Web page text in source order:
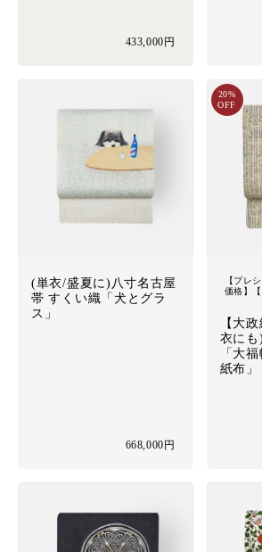
433,000円
(単衣/盛夏に)八寸名古屋
帯 すくい織「犬とグラ
ス」
668,000円
【プレ
価格】【
【大
衣に
「大
紙布」
20%
OFF